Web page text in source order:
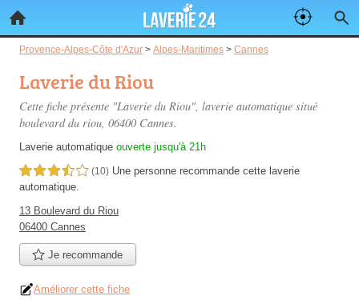
Provence-Alpes-Côte d'Azur > Alpes-Maritimes > Cannes
Laverie du Riou
Cette fiche présente "Laverie du Riou", laverie automatique situé
boulevard du riou, 06400 Cannes.
Laverie automatique ouverte jusqu'à 21h
3,5 étoiles sur 5 (10) Une personne recommande cette laverie
automatique.
13 Boulevard du Riou
06400 Cannes
Je recommande
Améliorer cette fiche